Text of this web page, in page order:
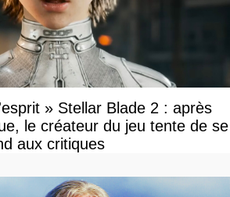
» Stellar Blade 2 : après
le créateur du jeu tente de se
aux critiques